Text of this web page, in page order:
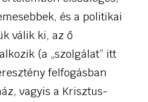
és a politikai
válik ki, az ő
(a „szolgálat” itt
felfogásban
vagyis a Krisztus-